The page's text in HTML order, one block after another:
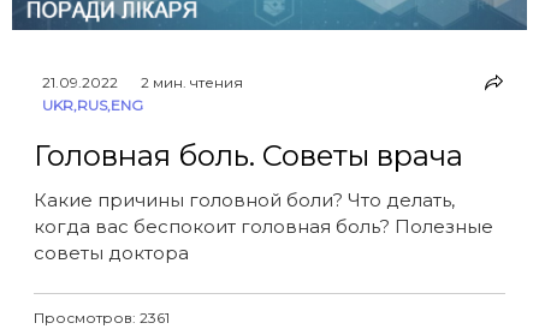
21.09.2022
2 мин. чтения
UKR,RUS,ENG
Головная боль. Советы врача
Какие причины головной боли? Что делать,
когда вас беспокоит головная боль? Полезные
советы доктора
Просмотров: 2361